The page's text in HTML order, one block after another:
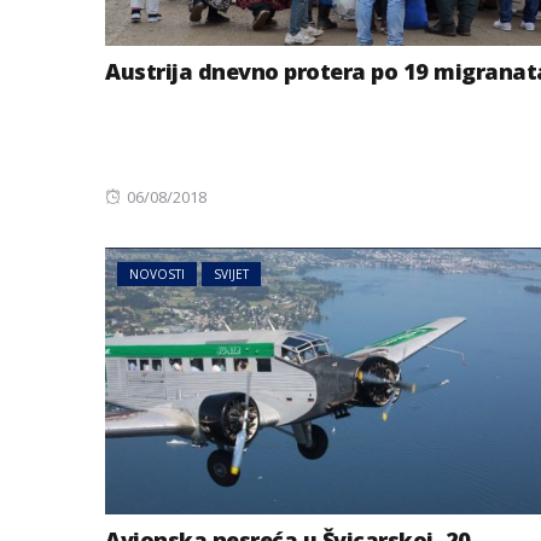
Austrija dnevno protera po 19
Posted
06/08/2018
NOVOSTI SVIJET
Energetski
niskog